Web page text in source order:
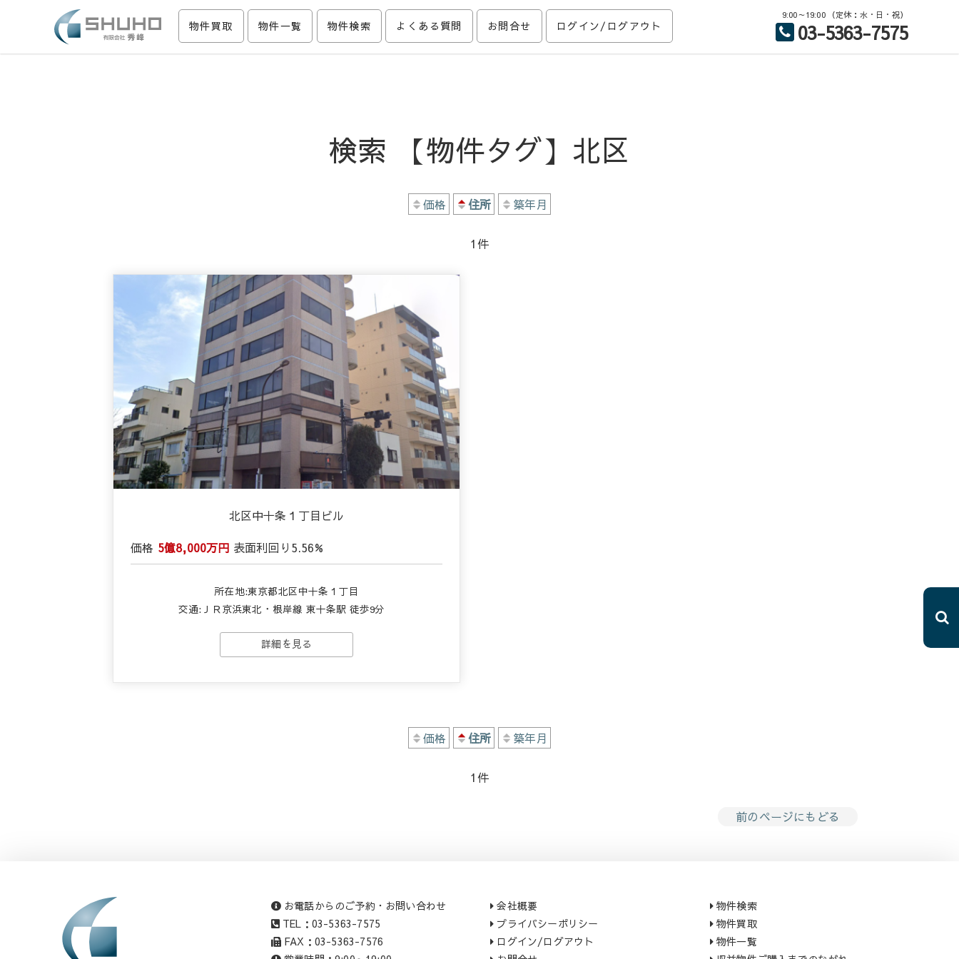
収益物件の事なら｜有限会社秀峰
収益物件を購入する。利回りや価格等で絞り込み可能。収益物件・利回り物件に関することはいつでもご相談ください。長年の不動産投資の経験と知識を武器に、誠意を持ってきめ細かく、素早い対応をご提供致しま
物件買取 物件一覧 物件検索 よくある質問 お問合せ ログイン/ログアウト
9:00～19:00 （定休：水・日・祝）
03-5363-7575
検索 【物件タグ】北区
価格 住所 築年月
1件
北区中十条１丁目ビル
価格 5億8,000万円 表面利回り 5.56%
所在地:東京都北区中十条１丁目
交通: ＪＲ京浜東北・根岸線 東十条駅 徒歩9分
詳細を見る
価格 住所 築年月
1件
前のページにもどる
お電話からのご予約・お問い合わせ
TEL：03-5363-7575
FAX：03-5363-7576
会社概要
プライバシーポリシー
ログイン/ログアウト
物件検索
物件買取
物件一覧